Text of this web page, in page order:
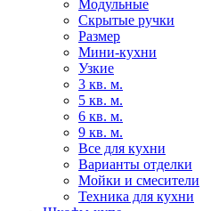
Модульные
Скрытые ручки
Размер
Мини-кухни
Узкие
3 кв. м.
5 кв. м.
6 кв. м.
9 кв. м.
Все для кухни
Варианты отделки
Мойки и смесители
Техника для кухни